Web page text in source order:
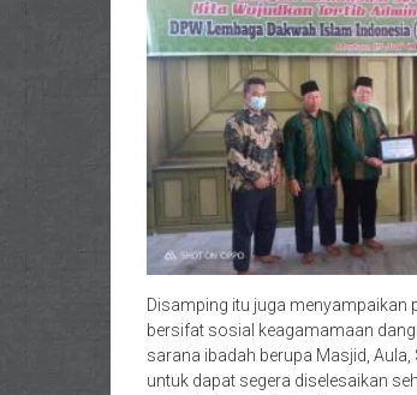
Disamping itu juga menyampaikan
bersifat sosial keagamamaan
sarana ibadah berupa Masjid,
untuk dapat segera diselesaikan